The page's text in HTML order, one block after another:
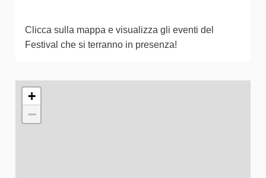
Clicca sulla mappa e visualizza gli eventi del
Festival che si terranno in presenza!
L'elemento seguente è una mappa che presenta gli
+
−